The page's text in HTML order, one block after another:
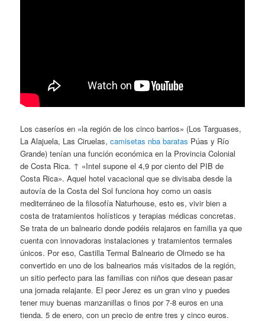
Los caseríos en «la región de los cinco barrios» (Los Targuases,
La Alajuela, Las Ciruelas,camisetas nba baratas Púas y Río
Grande) tenían una función económica en la Provincia Colonial
de Costa Rica. ↑ «Intel supone el 4,9 por ciento del PIB de
Costa Rica». Aquel hotel vacacional que se divisaba desde la
autovía de la Costa del Sol funciona hoy como un oasis
mediterráneo de la filosofía Naturhouse, esto es, vivir bien a
costa de tratamientos holísticos y terapias médicas concretas.
Se trata de un balneario donde podéis relajaros en familia ya que
cuenta con innovadoras instalaciones y tratamientos termales
únicos. Por eso, Castilla Termal Balneario de Olmedo se ha
convertido en uno de los balnearios más visitados de la región,
un sitio perfecto para las familias con niños que desean pasar
una jornada relajante. El peor Jerez es un gran vino y puedes
tener muy buenas manzanillas o finos por 7-8 euros en una
tienda. 5 de enero, con un precio de entre tres y cinco euros.